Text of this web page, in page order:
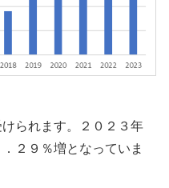
られます。２０２３年
２９％増となっていま